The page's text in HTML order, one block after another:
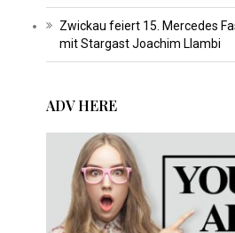
Zwickau feiert 15. Mercedes
mit Stargast Joachim Llambi
ADV HERE